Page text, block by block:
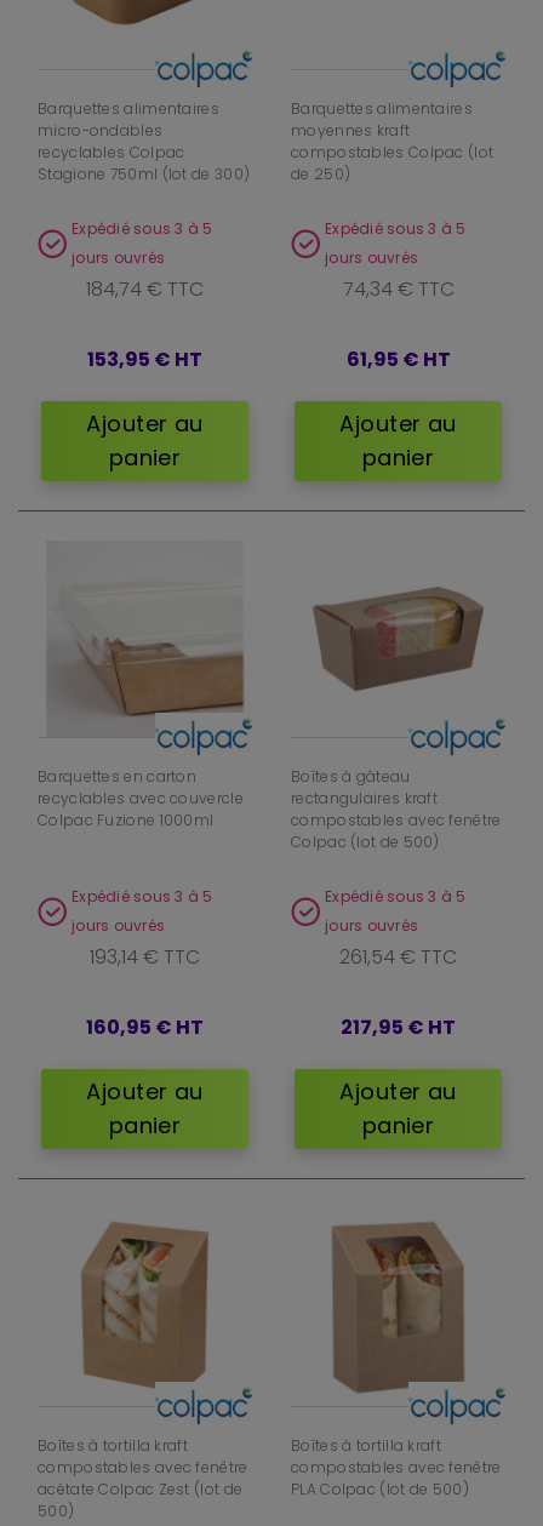
Barquettes alimentaires
micro-ondables
recyclables Colpac
Stagione 750ml (lot de 300)
Expédié sous 3 à 5
jours ouvrés
184,74 € TTC
153,95 € HT
Ajouter au
panier
Barquettes alimentaires
moyennes kraft
compostables Colpac (lot
de 250)
Expédié sous 3 à 5
jours ouvrés
74,34 € TTC
61,95 € HT
Ajouter au
panier
Barquettes en carton
recyclables avec couvercle
Colpac Fuzione 1000ml
Expédié sous 3 à 5
jours ouvrés
193,14 € TTC
160,95 € HT
Ajouter au
panier
Boîtes à gâteau
rectangulaires kraft
compostables avec fenêtre
Colpac (lot de 500)
Expédié sous 3 à 5
jours ouvrés
261,54 € TTC
217,95 € HT
Ajouter au
panier
Boîtes à tortilla kraft
compostables avec fenêtre
acétate Colpac Zest (lot de
500)
Boîtes à tortilla kraft
compostables avec fenêtre
PLA Colpac (lot de 500)